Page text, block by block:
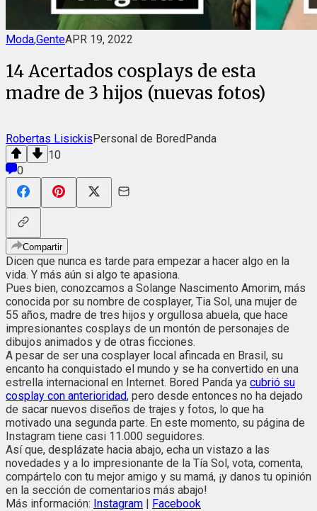
Moda,GenteAPR 19, 2022
14 Acertados cosplays de esta
madre de 3 hijos (nuevas fotos)
Robertas LisickisPersonal de BoredPanda
10
0
Compartir
Dicen que nunca es tarde para empezar a hacer algo en la
vida. Y más aún si algo te apasiona.
Pues bien, conozcamos a Solange Nascimento Amorim, más
conocida por su nombre de cosplayer, Tia Sol, una mujer de
55 años, madre de tres hijos y orgullosa abuela, que hace
impresionantes cosplays de un montón de personajes de
dibujos animados y de otras ficciones.
A pesar de ser una cosplayer local afincada en Brasil, su
encanto ha conquistado el mundo y se ha convertido en una
estrella internacional en Internet. Bored Panda ya cubrió su
cosplay con anterioridad, pero desde entonces no ha dejado
de sacar nuevos diseños de trajes y fotos, lo que ha
motivado una segunda parte. En este momento, su página de
Instagram tiene casi 11.000 seguidores.
Así que, desplázate hacia abajo, echa un vistazo a las
novedades y a lo impresionante de la Tía Sol, vota, comenta,
compártelo con tu mejor amigo y su mamá, ¡y danos tu opinión
en la sección de comentarios más abajo!
Más información: Instagram | Facebook